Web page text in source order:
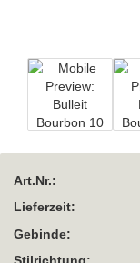
Art.Nr.:
Lieferzeit:
Gebinde:
Stilrichtung: